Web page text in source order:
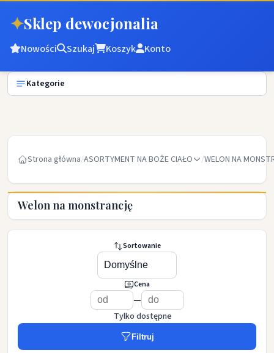
✦Sklep dewocjonalia
Nowości Szukaj Koszyk Konto
Kategorie
Strona główna/ASORTYMENT NA BOŻE CIAŁO /WELON NA
Welon na monstrancję
Sortowanie
Cena
—
Tylko dostępne
Filtruj